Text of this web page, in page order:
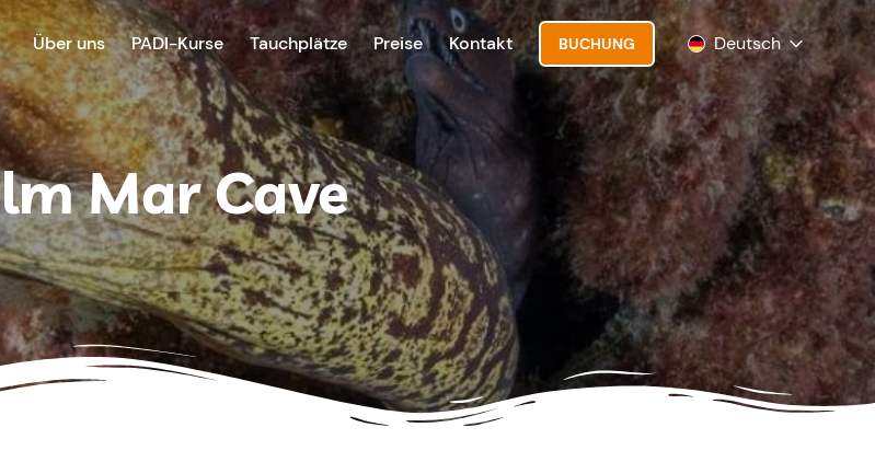
Über uns PADI-Kurse Tauchplätze Preise Kontakt BUCHUNG Deutsch
Mar Cave